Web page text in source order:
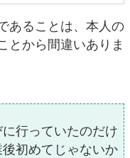
あることは、本人の
とから間違いありま
行っていたのだけ
初めてじゃないか